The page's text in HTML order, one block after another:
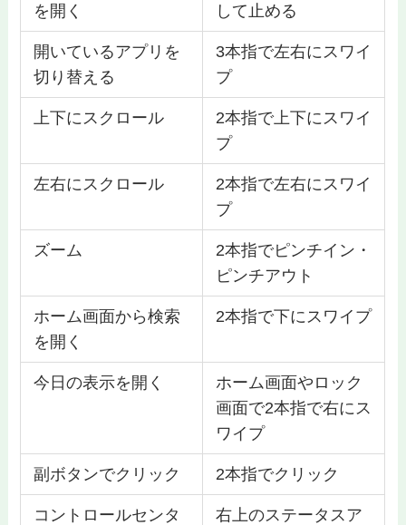
を開く
して止める
開いているアプリを
切り替える
3本指で左右にスワイ
プ
上下にスクロール
2本指で上下にスワイ
プ
左右にスクロール
2本指で左右にスワイ
プ
ズーム
2本指でピンチイン・
ピンチアウト
ホーム画面から検索
を開く
2本指で下にスワイプ
今日の表示を開く
ホーム画面やロック
画面で2本指で右にス
ワイプ
副ボタンでクリック 2本指でクリック
コントロールセンタ
右上のステータスア